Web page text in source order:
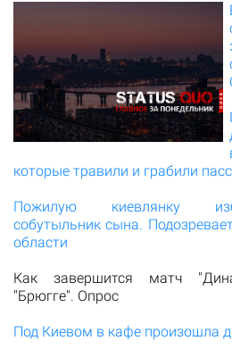
которые травили и грабили
Пожилую киевлянку
собутыльник сына.
области
Как завершится матч
"Брюгге". Опрос
Под Киевом в кафе произошла